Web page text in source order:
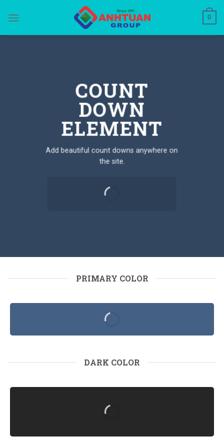
0
COUNT
DOWN
ELEMENT
Add beautiful count downs anywhere on
the site.
PRIMARY COLOR
DARK COLOR